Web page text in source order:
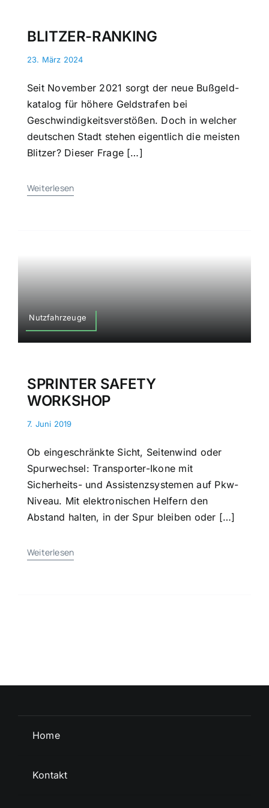
BLITZER-RANKING
23. März 2024
Seit November 2021 sorgt der neue Buß­geld­
ka­ta­log für höhere Geldstrafen bei
Geschwindig­keits­ver­stößen. Doch in welcher
deutschen Stadt stehen ei­gent­lich die meisten
Blitzer? Dieser Frage […]
Weiterlesen
Nutzfahrzeuge
SPRINTER SAFETY
WORKSHOP
7. Juni 2019
Ob eingeschränkte Sicht, Seitenwind oder
Spurwechsel: Transporter-Ikone mit
Sicherheits- und Assistenzsystemen auf Pkw-
Niveau. Mit elektronischen Helfern den
Abstand halten, in der Spur bleiben oder […]
Weiterlesen
Home
Kontakt